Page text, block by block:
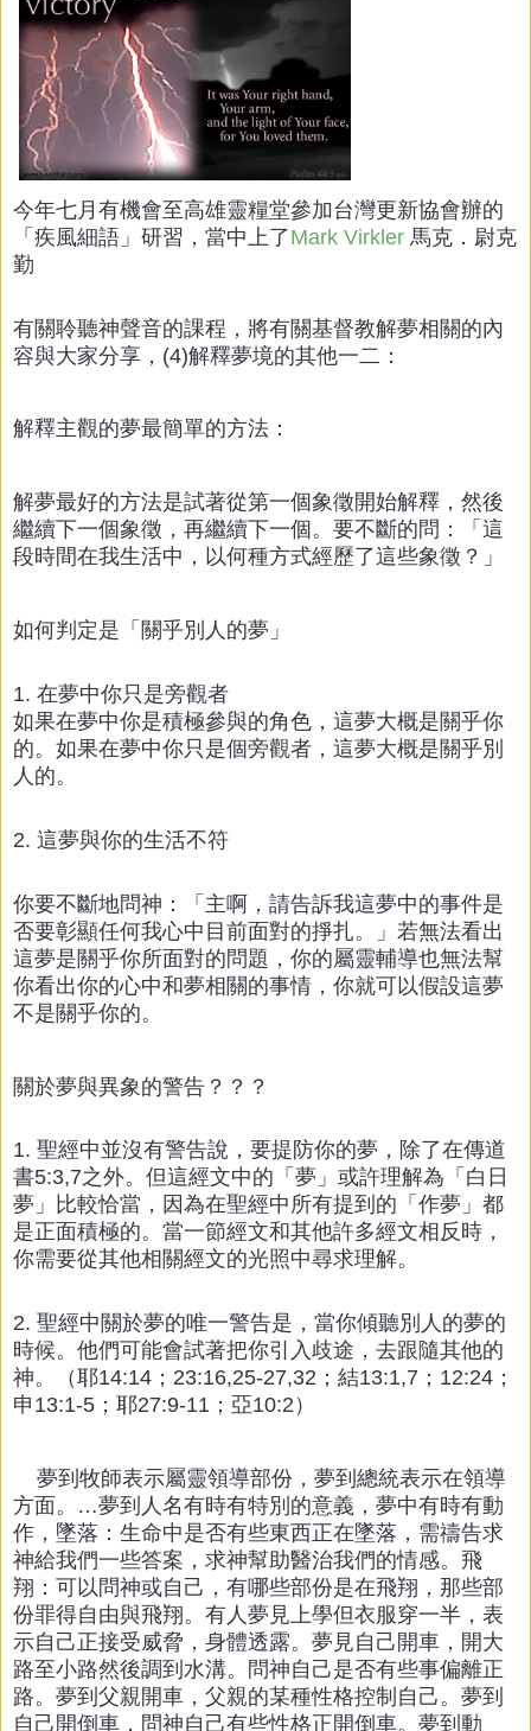
今年七月有機會至高雄靈糧堂參加台灣更新協會辦的
「疾風細語」研習，當中上了Mark Virkler 馬克．尉克
勤
有關聆聽神聲音的課程，將有關基督教解夢相關的內
容與大家分享，(4)解釋夢境的其他一二：
解釋主觀的夢最簡單的方法：
解夢最好的方法是試著從第一個象徵開始解釋，然後
繼續下一個象徵，再繼續下一個。要不斷的問：「這
段時間在我生活中，以何種方式經歷了這些象徵？」
如何判定是「關乎別人的夢」
1. 在夢中你只是旁觀者
如果在夢中你是積極參與的角色，這夢大概是關乎你
的。如果在夢中你只是個旁觀者，這夢大概是關乎別
人的。
2. 這夢與你的生活不符
你要不斷地問神：「主啊，請告訴我這夢中的事件是
否要彰顯任何我心中目前面對的掙扎。」若無法看出
這夢是關乎你所面對的問題，你的屬靈輔導也無法幫
你看出你的心中和夢相關的事情，你就可以假設這夢
不是關乎你的。
關於夢與異象的警告？？？
1. 聖經中並沒有警告說，要提防你的夢，除了在傳道
書5:3,7之外。但這經文中的「夢」或許理解為「白日
夢」比較恰當，因為在聖經中所有提到的「作夢」都
是正面積極的。當一節經文和其他許多經文相反時，
你需要從其他相關經文的光照中尋求理解。
2. 聖經中關於夢的唯一警告是，當你傾聽別人的夢的
時候。他們可能會試著把你引入歧途，去跟隨其他的
神。（耶14:14；23:16,25-27,32；結13:1,7；12:24；
申13:1-5；耶27:9-11；亞10:2）
夢到牧師表示屬靈領導部份，夢到總統表示在領導
方面。…夢到人名有時有特別的意義，夢中有時有動
作，墜落：生命中是否有些東西正在墜落，需禱告求
神給我們一些答案，求神幫助醫治我們的情感。飛
翔：可以問神或自己，有哪些部份是在飛翔，那些部
份罪得自由與飛翔。有人夢見上學但衣服穿一半，表
示自己正接受威脅，身體透露。夢見自己開車，開大
路至小路然後調到水溝。問神自己是否有些事偏離正
路。夢到父親開車，父親的某種性格控制自己。夢到
自己開倒車，問神自己有些性格正開倒車。夢到動